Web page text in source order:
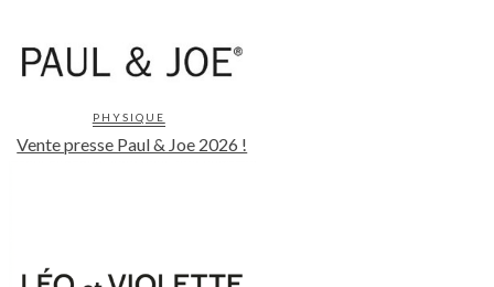
PHYSIQUE
Vente presse Paul & Joe 2026 !